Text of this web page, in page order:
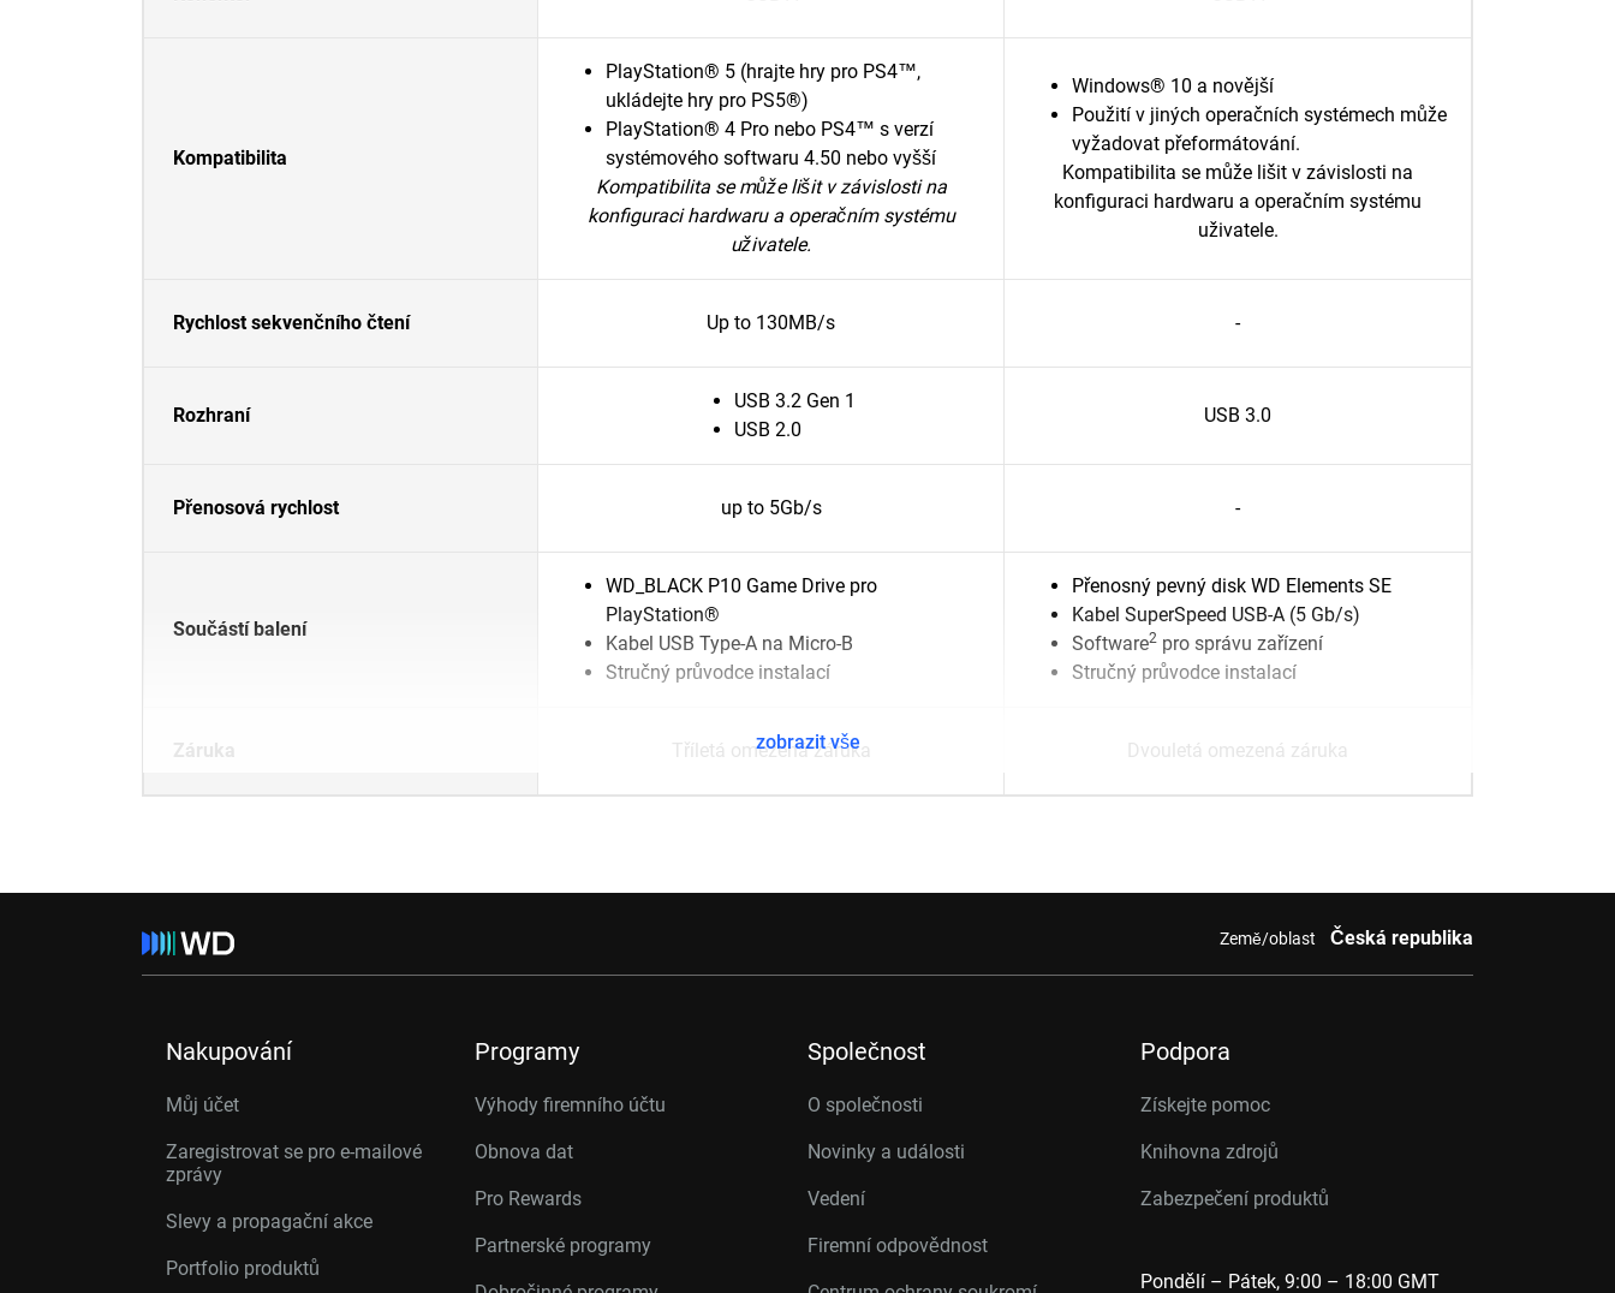
Kompatibilita
PlayStation® 5 (hrajte hry pro PS4™,
ukládejte hry pro PS5®)
PlayStation® 4 Pro nebo PS4™ s verzí
systémového softwaru 4.50 nebo vyšší
Kompatibilita se může lišit v závislosti na
konfiguraci hardwaru a operačním systému
uživatele.
Windows® 10 a novější
Použití v jiných operačních systémech může
vyžadovat přeformátování.
Kompatibilita se může lišit v závislosti na
konfiguraci hardwaru a operačním systému
uživatele.
Rychlost sekvenčního čtení Up to 130MB/s -
Rozhraní
USB 3.2 Gen 1
USB 2.0
USB 3.0
Přenosová rychlost up to 5Gb/s -
Součástí balení
WD_BLACK P10 Game Drive pro
PlayStation®
Kabel USB Type-A na Micro-B
Stručný průvodce instalací
Přenosný pevný disk WD Elements SE
Kabel SuperSpeed USB-A (5 Gb/s)
Software2 pro správu zařízení
Stručný průvodce instalací
Záruka Tříletá omezená záruka Dvouletá omezená záruka
zobrazit vše
Země/oblast Česká republika
Nakupování
Můj účet
Zaregistrovat se pro e-mailové
zprávy
Slevy a propagační akce
Portfolio produktů
Programy
Výhody firemního účtu
Obnova dat
Pro Rewards
Partnerské programy
Společnost
O společnosti
Novinky a události
Vedení
Firemní odpovědnost
Podpora
Získejte pomoc
Knihovna zdrojů
Zabezpečení produktů
Pondělí – Pátek, 9:00 – 18:00 GMT